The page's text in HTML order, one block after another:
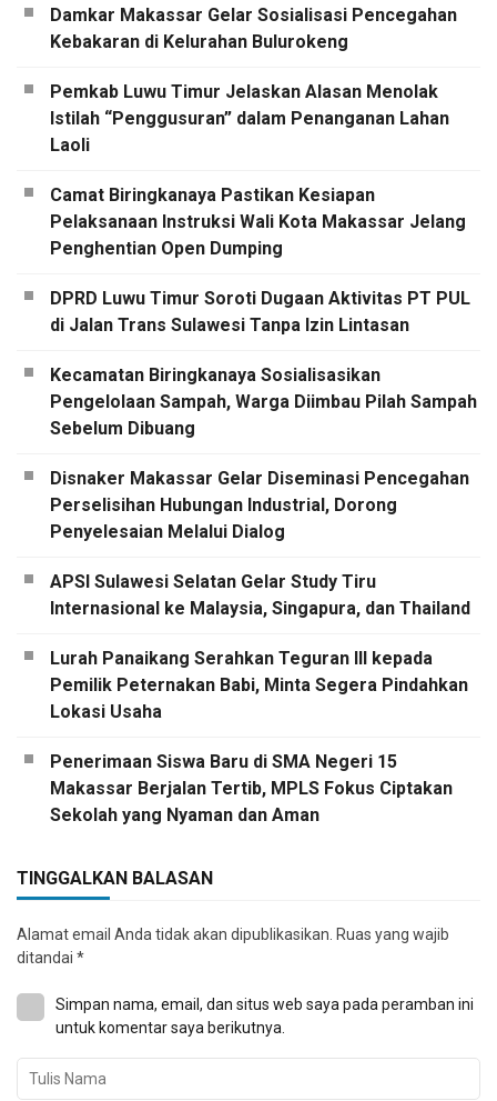
Damkar Makassar Gelar Sosialisasi Pencegahan
Kebakaran di Kelurahan Bulurokeng
Pemkab Luwu Timur Jelaskan Alasan Menolak
Istilah “Penggusuran” dalam Penanganan Lahan
Laoli
Camat Biringkanaya Pastikan Kesiapan
Pelaksanaan Instruksi Wali Kota Makassar Jelang
Penghentian Open Dumping
DPRD Luwu Timur Soroti Dugaan Aktivitas PT PUL
di Jalan Trans Sulawesi Tanpa Izin Lintasan
Kecamatan Biringkanaya Sosialisasikan
Pengelolaan Sampah, Warga Diimbau Pilah Sampah
Sebelum Dibuang
Disnaker Makassar Gelar Diseminasi Pencegahan
Perselisihan Hubungan Industrial, Dorong
Penyelesaian Melalui Dialog
APSI Sulawesi Selatan Gelar Study Tiru
Internasional ke Malaysia, Singapura, dan Thailand
Lurah Panaikang Serahkan Teguran III kepada
Pemilik Peternakan Babi, Minta Segera Pindahkan
Lokasi Usaha
Penerimaan Siswa Baru di SMA Negeri 15
Makassar Berjalan Tertib, MPLS Fokus Ciptakan
Sekolah yang Nyaman dan Aman
TINGGALKAN BALASAN
Alamat email Anda tidak akan dipublikasikan. Ruas yang wajib
ditandai *
Simpan nama, email, dan situs web saya pada peramban ini
untuk komentar saya berikutnya.